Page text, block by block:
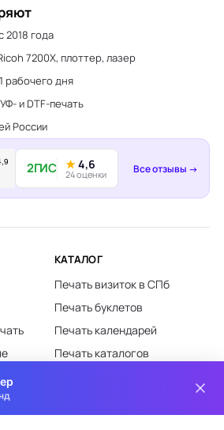
2018 года
7200X, плоттер, лазер
рабочего дня
и DTF-печать
России
2ГИС ★4,6
24 оценки Все отзывы →
КАТАЛОГ
Печать визиток в СПб
Печать буклетов
Печать календарей
Печать каталогов